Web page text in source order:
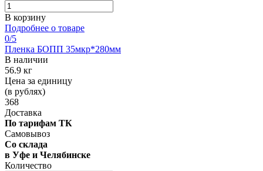
В корзину
Подробнее о товаре
0/5
Пленка БОПП 35мкр*280мм
В наличии
56.9 кг
Цена за единицу
(в рублях)
368
Доставка
По тарифам ТК
Самовывоз
Со склада
в Уфе и Челябинске
Количество